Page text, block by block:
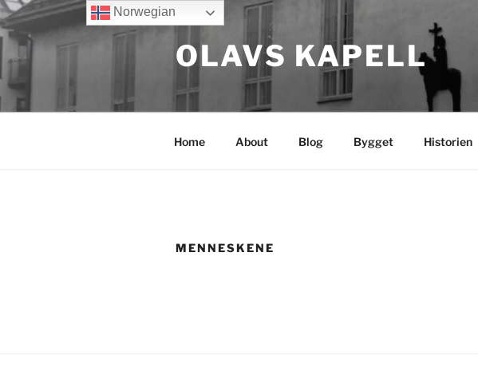
Gå
til
innhold
OLAVS KAPELL
Home About Blog Bygget Historien
MENNESKENE
Norwegian